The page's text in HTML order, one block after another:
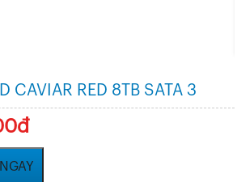
CAVIAR RED 8TB SATA 3